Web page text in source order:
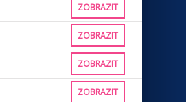
ZOBRAZIT
ZOBRAZIT
ZOBRAZIT
ZOBRAZIT